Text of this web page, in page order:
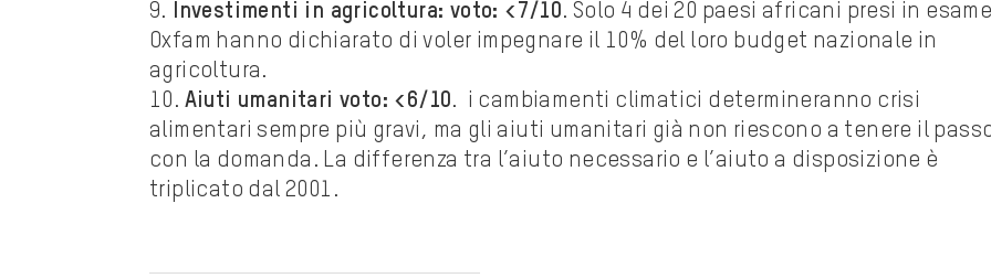
9. Investimenti in agricoltura: voto: <7/10. Solo 4 dei 20 paesi africani presi in
Oxfam hanno dichiarato di voler impegnare il 10% del loro budget nazionale in
agricoltura.
10. Aiuti umanitari voto: <6/10. i cambiamenti climatici determineranno crisi
alimentari sempre più gravi, ma gli aiuti umanitari già non riescono a tenere il
con la domanda. La differenza tra l’aiuto necessario e l’aiuto a disposizione è
triplicato dal 2001.